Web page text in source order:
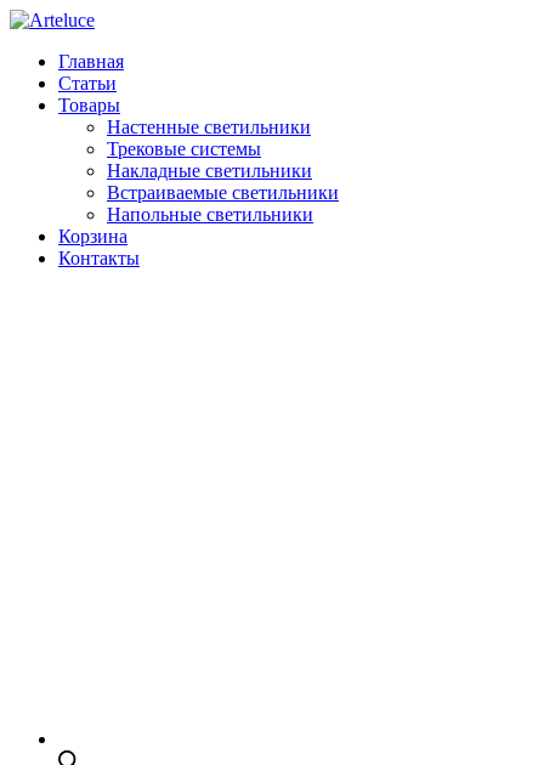
Главная
Статьи
Товары
Настенные светильники
Трековые системы
Накладные светильники
Встраиваемые светильники
Напольные светильники
Корзина
Контакты